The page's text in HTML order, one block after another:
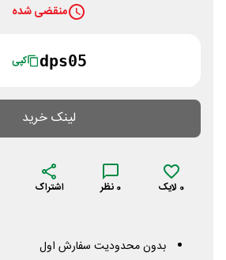
منقضی شده
dps05 کپی
لینک خرید
0 لایک 0 نظر اشتراک
بدون محدودیت سفارش اول